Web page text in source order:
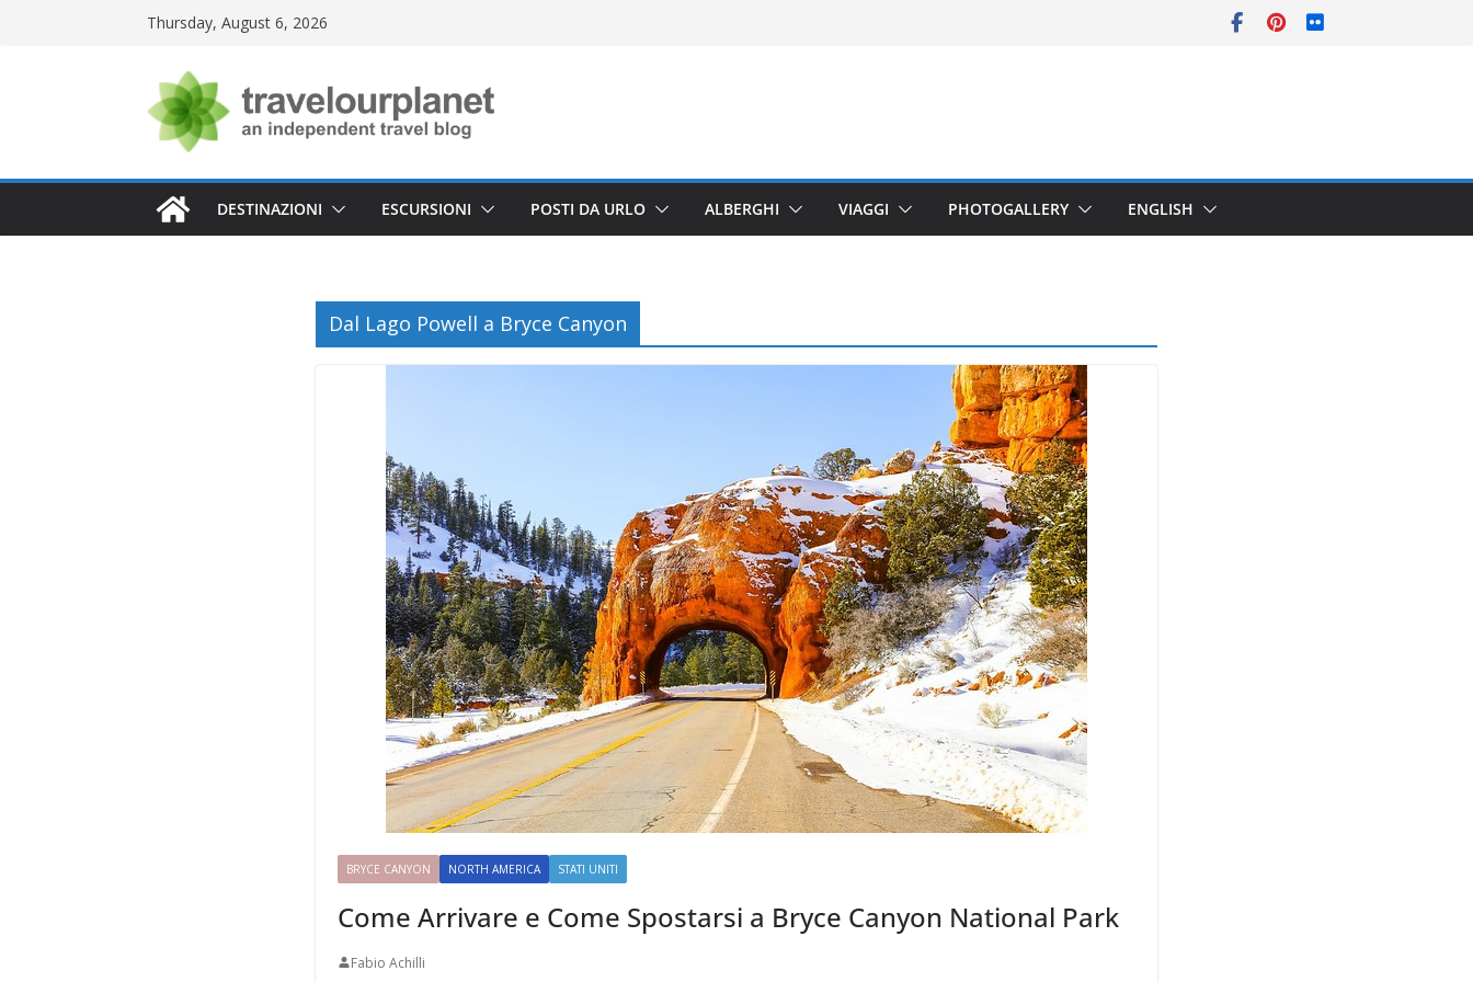
Thursday, August 6, 2026
DESTINAZIONI ESCURSIONI POSTI DA URLO ALBERGHI VIAGGI PHOTOGALLERY ENGLISH
Dal Lago Powell a Bryce Canyon
BRYCE CANYON NORTH AMERICA STATI UNITI
Come Arrivare e Come Spostarsi a Bryce Canyon National Park
Fabio Achilli